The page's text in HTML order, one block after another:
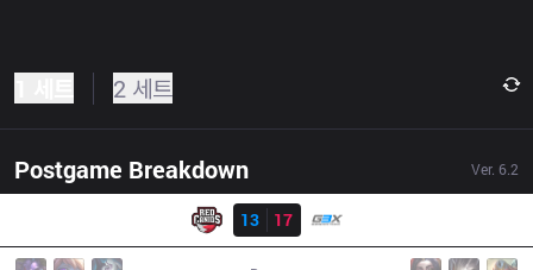
2 세트
Postgame Breakdown Ver. 6.2
13
17